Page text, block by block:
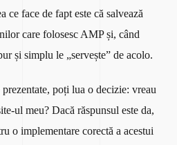
ce face de fapt este că salvează
care folosesc AMP și, când
și simplu le „servește” de acolo.
poți lua o decizie: vreau
ul meu? Dacă răspunsul este da,
o implementare corectă a acestui